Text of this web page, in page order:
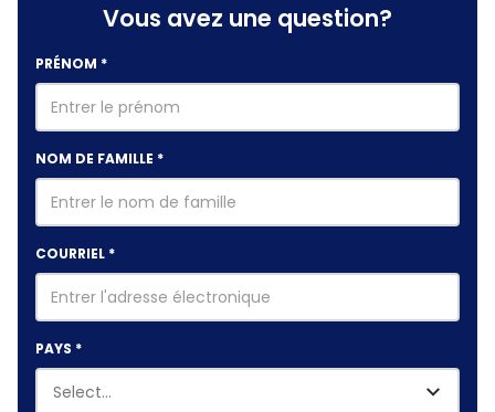
Vous avez une question?
PRÉNOM *
NOM DE FAMILLE *
COURRIEL *
PAYS *